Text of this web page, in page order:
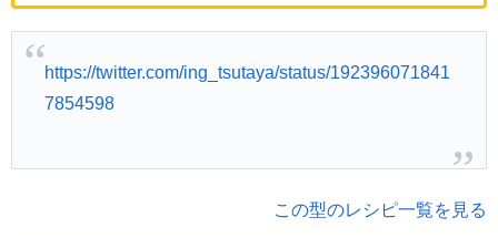
https://twitter.com/ing_tsutaya/status/192396071841
7854598
この型のレシピ一覧を見る